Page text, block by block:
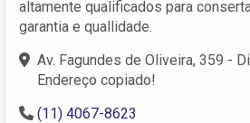
altamente qualificados para
garantia e quallidade.
Av. Fagundes de Oliveira, 359 -
Endereço copiado!
(11) 4067-8623